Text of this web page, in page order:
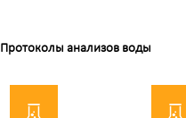
Протоколы анализов воды